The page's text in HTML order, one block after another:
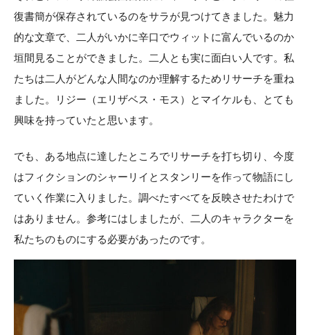
復書簡が保存されているのをサラが見つけてきました。魅力
的な文章で、二人がいかに辛口でウィットに富んでいるのか
垣間見ることができました。二人とも実に面白い人です。私
たちは二人がどんな人間なのか理解するためリサーチを重ね
ました。リジー（エリザベス・モス）とマイケルも、とても
興味を持っていたと思います。
でも、ある地点に達したところでリサーチを打ち切り、今度
はフィクションのシャーリイとスタンリーを作って物語にし
ていく作業に入りました。調べたすべてを反映させたわけで
はありません。参考にはしましたが、二人のキャラクターを
私たちのものにする必要があったのです。